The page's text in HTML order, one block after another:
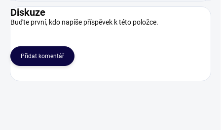
Diskuze
Buďte první, kdo napíše příspěvek k této položce.
Přidat komentář